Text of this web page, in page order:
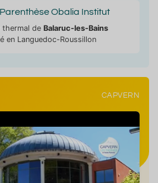
Obalia Institut
thermal de Balaruc-les-Bains
en Languedoc-Roussillon
CAPVERN